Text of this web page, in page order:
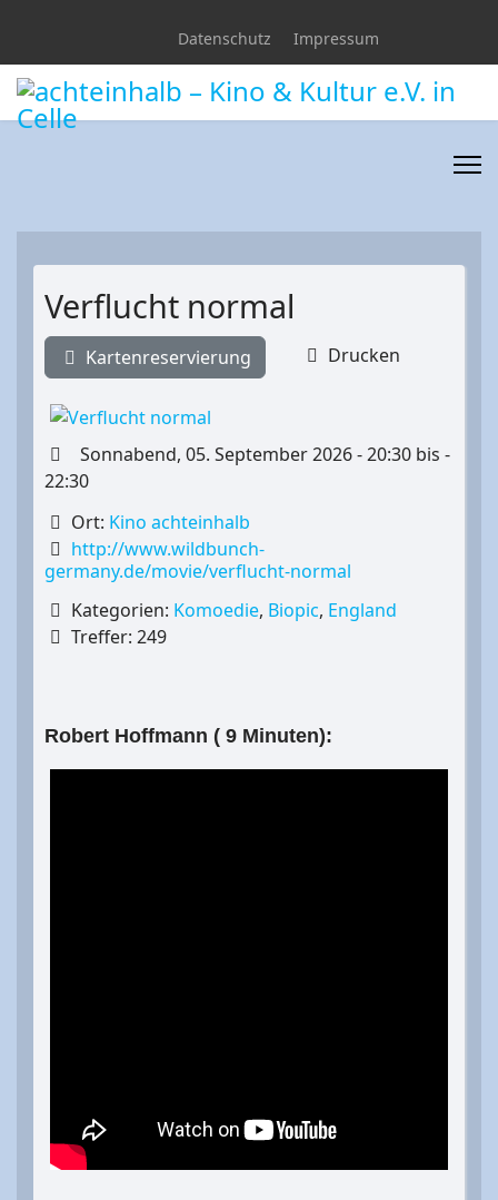
Impressum
Datenschutz
Verflucht normal
Kartenreservierung Drucken
Sonnabend, 05. September 2026 - 20:30 bis -
22:30
Ort: Kino achteinhalb
http://www.wildbunch-
germany.de/movie/verflucht-normal
Kategorien: Komoedie, Biopic, England
Treffer: 249
Robert Hoffmann ( 9 Minuten):